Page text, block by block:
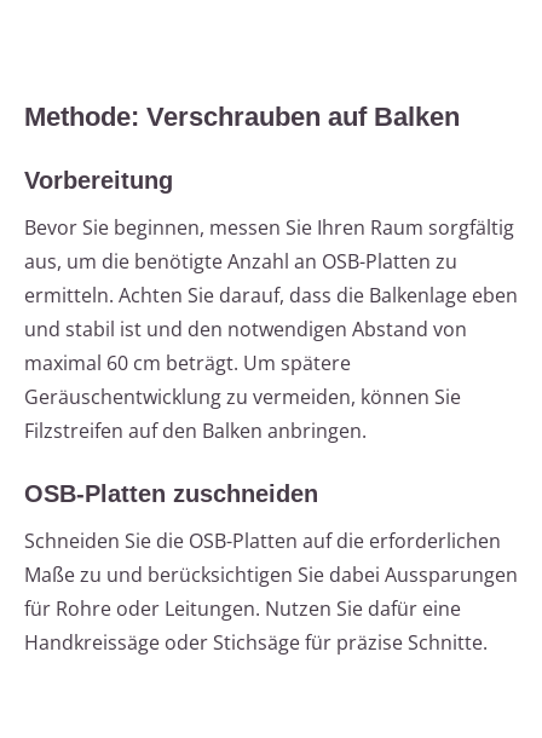
Methode: Verschrauben auf Balken
Vorbereitung
Bevor Sie beginnen, messen Sie Ihren Raum sorgfältig
aus, um die benötigte Anzahl an OSB-Platten zu
ermitteln. Achten Sie darauf, dass die Balkenlage eben
und stabil ist und den notwendigen Abstand von
maximal 60 cm beträgt. Um spätere
Geräuschentwicklung zu vermeiden, können Sie
Filzstreifen auf den Balken anbringen.
OSB-Platten zuschneiden
Schneiden Sie die OSB-Platten auf die erforderlichen
Maße zu und berücksichtigen Sie dabei Aussparungen
für Rohre oder Leitungen. Nutzen Sie dafür eine
Handkreissäge oder Stichsäge für präzise Schnitte.